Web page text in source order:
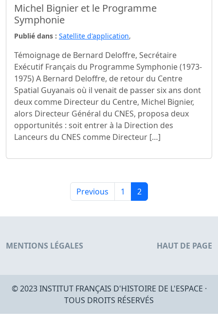
Michel Bignier et le Programme
Symphonie
Publié dans : Satellite d'application,
Témoignage de Bernard Deloffre, Secrétaire
Exécutif Français du Programme Symphonie (1973-
1975) A Bernard Deloffre, de retour du Centre
Spatial Guyanais où il venait de passer six ans dont
deux comme Directeur du Centre, Michel Bignier,
alors Directeur Général du CNES, proposa deux
opportunités : soit entrer à la Direction des
Lanceurs du CNES comme Directeur […]
Previous 1 2
HAUT DE PAGE
MENTIONS LÉGALES
© 2023 INSTITUT FRANÇAIS D'HISTOIRE DE L'ESPACE ·
TOUS DROITS RÉSERVÉS